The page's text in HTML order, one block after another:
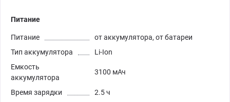
Питание
Питание
от аккумулятора, от батареи
Тип аккумулятора
Li-Ion
Емкость
аккумулятора
3100 мАч
Время зарядки
2.5 ч